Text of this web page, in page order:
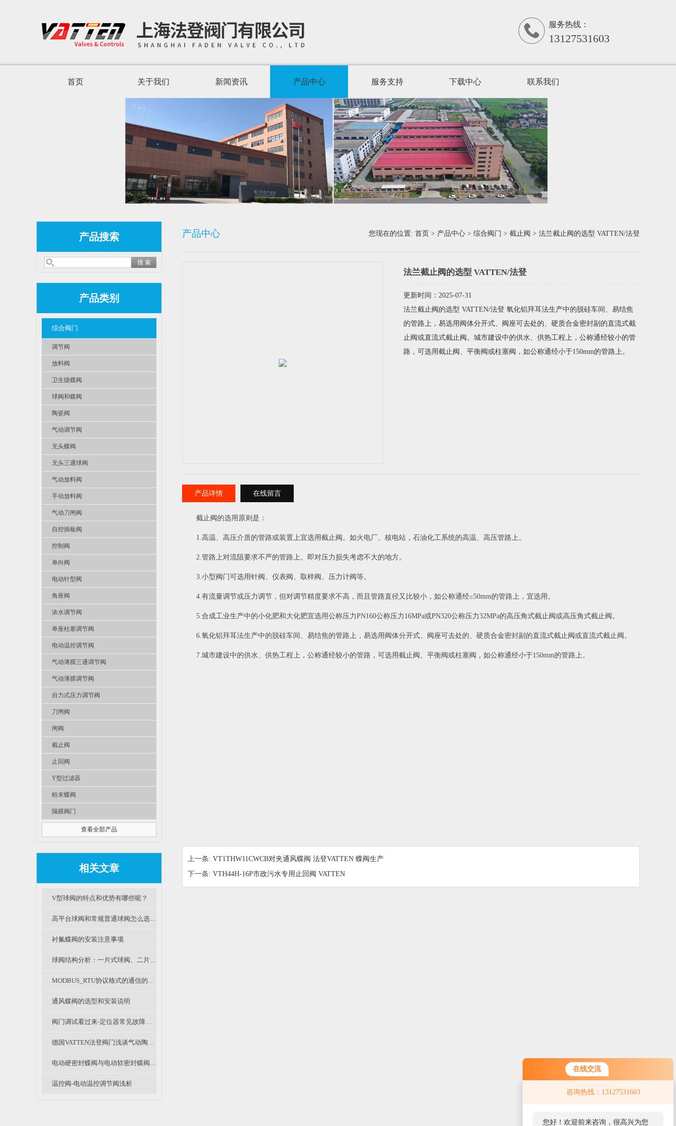
在线交流
咨询热线：13127531603
您好！欢迎前来咨询，很高兴为您
服务热线：
13127531603
首页 关于我们 新闻资讯 产品中心 服务支持 下载中心 联系我们
产品搜索
产品类别
综合阀门
调节阀
放料阀
卫生级蝶阀
球阀和蝶阀
陶瓷阀
气动调节阀
无头蝶阀
无头三通球阀
气动放料阀
手动放料阀
气动刀闸阀
自控插板阀
控制阀
单向阀
电动针型阀
角座阀
浓水调节阀
单座柱塞调节阀
电动温控调节阀
气动薄膜三通调节阀
气动薄膜调节阀
自力式压力调节阀
刀闸阀
闸阀
截止阀
止回阀
Y型过滤器
粉末蝶阀
隔膜阀门
查看全部产品
相关文章
V型球阀的特点和优势有哪些呢？
高平台球阀和常规普通球阀怎么选？各有什么优缺点？
衬氟蝶阀的安装注意事项
球阀结构分析：一片式球阀、二片式球阀和三片式球阀的区别
MODBUS_RTU协议格式的通信的简单介绍
通风蝶阀的选型和安装说明
阀门调试看过来-定位器常见故障及办法
德国VATTEN法登阀门浅谈气动陶瓷进料阀原理及优势
电动硬密封蝶阀与电动软密封蝶阀的区别在哪里？
温控阀-电动温控调节阀浅析
产品中心 您现在的位置: 首页 > 产品中心 > 综合阀门 > 截止阀 > 法兰截止阀的选型 VATTEN/法登
法兰截止阀的选型 VATTEN/法登
更新时间：2025-07-31
法兰截止阀的选型 VATTEN/法登 氧化铝拜耳法生产中的脱硅车间、易结焦
的管路上，易选用阀体分开式、阀座可去处的、硬质合金密封副的直流式截
止阀或直流式截止阀。城市建设中的供水、供热工程上，公称通经较小的管
路，可选用截止阀、平衡阀或柱塞阀，如公称通经小于150mm的管路上。
产品详情 在线留言
截止阀的选用原则是：
1.高温、高压介质的管路或装置上宜选用截止阀。如火电厂、核电站，石油化工系统的高温、高压管路上。
2.管路上对流阻要求不严的管路上。即对压力损失考虑不大的地方。
3.小型阀门可选用针阀、仪表阀、取样阀、压力计阀等。
4.有流量调节或压力调节，但对调节精度要求不高，而且管路直径又比较小，如公称通经≤50mm的管路上，宜选用。
5.合成工业生产中的小化肥和大化肥宜选用公称压力PN160公称压力16MPa或PN320公称压力32MPa的高压角式截止阀或高压角式截止阀。
6.氧化铝拜耳法生产中的脱硅车间、易结焦的管路上，易选用阀体分开式、阀座可去处的、硬质合金密封副的直流式截止阀或直流式截止阀。
7.城市建设中的供水、供热工程上，公称通经较小的管路，可选用截止阀、平衡阀或柱塞阀，如公称通经小于150mm的管路上。
上一条: VT1THW11CWCB对夹通风蝶阀 法登VATTEN 蝶阀生产
下一条: VTH44H-16P市政污水专用止回阀 VATTEN